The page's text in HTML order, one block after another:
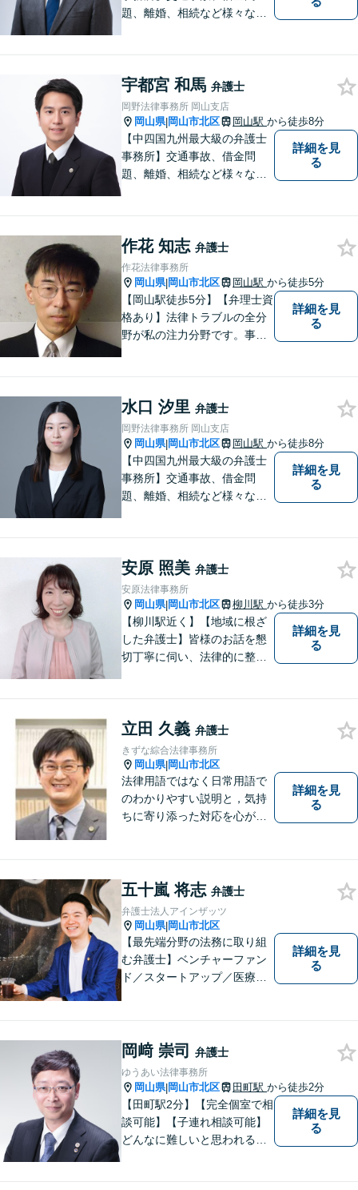
題、離婚、相続など様々な問
い！
宇都宮 和馬 弁護士
岡野法律事務所 岡山支店
岡山県|岡山市北区 岡山駅 から徒歩8分
【中四国九州最大級の弁護士
事務所】交通事故、借金問
題、離婚、相続など様々な問
い！
詳細を見
る
作花 知志 弁護士
作花法律事務所
岡山県|岡山市北区 岡山駅 から徒歩5分
【岡山駅徒歩5分】【弁理士資
格あり】法律トラブルの全分
野が私の注力分野です。事務
ラス対応】【後払い対応】
【日弁連国際人権問題委員会
所属】お困りの方は、お気軽
にご相談下さい。
詳細を見
る
水口 汐里 弁護士
岡野法律事務所 岡山支店
岡山県|岡山市北区 岡山駅 から徒歩8分
【中四国九州最大級の弁護士
事務所】交通事故、借金問
題、離婚、相続など様々な問
い！
詳細を見
る
安原 照美 弁護士
安原法律事務所
岡山県|岡山市北区 柳川駅 から徒歩3分
【柳川駅近く】【地域に根ざ
した弁護士】皆様のお話を懇
切丁寧に伺い、法律的に整理
少しでも解決されますよう，
誠心誠意努力いたす所存で
す。皆様方のご来所をお待ち
しております。
詳細を見
る
立田 久義 弁護士
きずな綜合法律事務所
岡山県|岡山市北区
法律用語ではなく日常用語で
のわかりやすい説明と，気持
ちに寄り添った対応を心がけ
詳細を見
る
五十嵐 将志 弁護士
弁護士法人アインザッツ
岡山県|岡山市北区
【最先端分野の法務に取り組
む弁護士】ベンチャーファン
ド／スタートアップ／医療介
に積極的に取り組みます。少
数の案件に集中し、「迅速対
応」を実現します！
詳細を見
る
岡﨑 崇司 弁護士
ゆうあい法律事務所
岡山県|岡山市北区 田町駅 から徒歩2分
【田町駅2分】【完全個室で相
談可能】【子連れ相談可能】
どんなに難しいと思われる案
詳細を見
る